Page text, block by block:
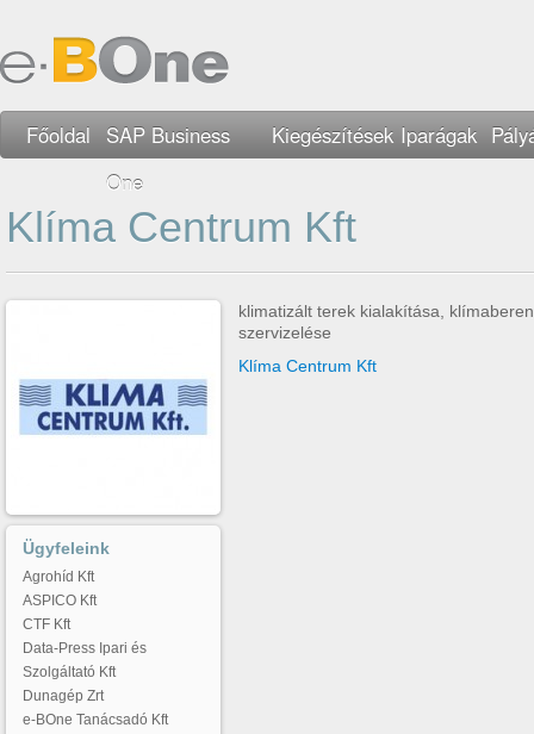
Főoldal
SAP Business
One
Kiegészítések Iparágak
Klíma Centrum Kft
klimatizált terek kialakítása,
szervizelése
Klíma Centrum Kft
Ügyfeleink
Agrohíd Kft
ASPICO Kft
CTF Kft
Data-Press Ipari és
Szolgáltató Kft
Dunagép Zrt
e-BOne Tanácsadó Kft